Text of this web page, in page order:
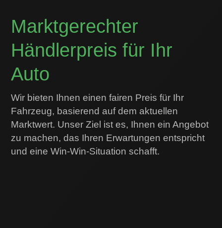
Marktgerechter
Händlerpreis für Ihr
Auto
Wir bieten Ihnen einen fairen Preis für Ihr
Fahrzeug, basierend auf dem aktuellen
Marktwert. Unser Ziel ist es, Ihnen ein Angebot
zu machen, das Ihren Erwartungen entspricht
und eine Win-Win-Situation schafft.